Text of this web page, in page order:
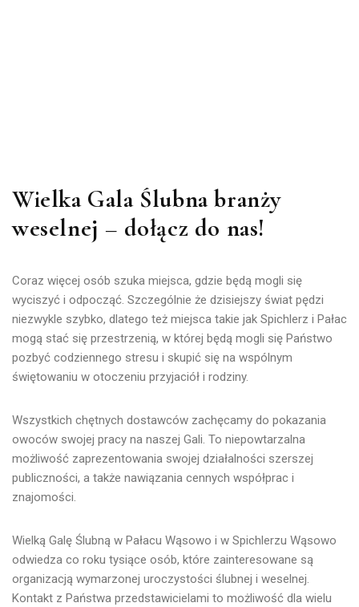
Wielka Gala Ślubna branży
weselnej – dołącz do nas!
Coraz więcej osób szuka miejsca, gdzie będą mogli się
wyciszyć i odpocząć. Szczególnie że dzisiejszy świat pędzi
niezwykle szybko, dlatego też miejsca takie jak Spichlerz i Pałac
mogą stać się przestrzenią, w której będą mogli się Państwo
pozbyć codziennego stresu i skupić się na wspólnym
świętowaniu w otoczeniu przyjaciół i rodziny.
Wszystkich chętnych dostawców zachęcamy do pokazania
owoców swojej pracy na naszej Gali. To niepowtarzalna
możliwość zaprezentowania swojej działalności szerszej
publiczności, a także nawiązania cennych współprac i
znajomości.
Wielką Galę Ślubną w Pałacu Wąsowo i w Spichlerzu Wąsowo
odwiedza co roku tysiące osób, które zainteresowane są
organizacją wymarzonej uroczystości ślubnej i weselnej.
Kontakt z Państwa przedstawicielami to możliwość dla wielu